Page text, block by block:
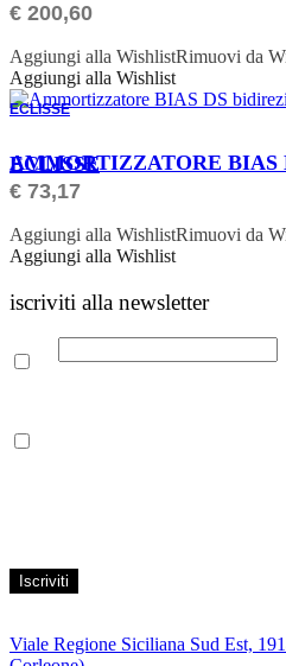
€ 200,60
Aggiungi alla WishlistRimuovi da
Aggiungi alla Wishlist
ECLISSE
ORDINABILE
AMMORTIZZATORE BIAS DS BIDIREZIONALE – ECLISSE
€ 73,17
Aggiungi alla WishlistRimuovi da
Aggiungi alla Wishlist
iscriviti alla newsletter
Email
Viale Regione Siciliana Sud Est,